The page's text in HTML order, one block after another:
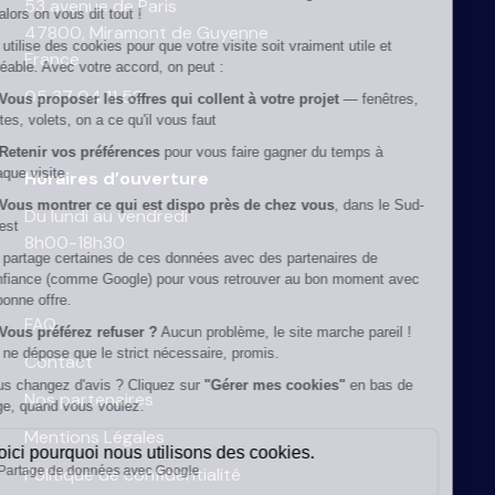
53 avenue de Paris
47800, Miramont de Guyenne
France
05 37 04 11 52
Horaires d’ouverture
Du lundi au vendredi
8h00-18h30
FAQ
Contact
Nos partenaires
Mentions Légales
Politique de confidentialité